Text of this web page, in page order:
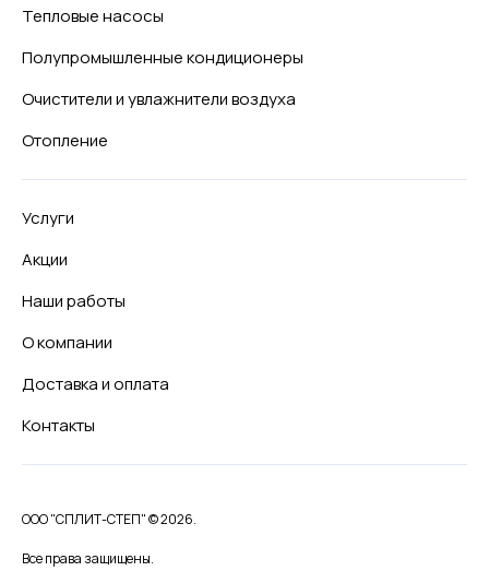
Тепловые насосы
Полупромышленные кондиционеры
Очистители и увлажнители воздуха
Отопление
Услуги
Акции
Наши работы
О компании
Доставка и оплата
Контакты
ООО "СПЛИТ-СТЕП" © 2026.
Все права защищены.